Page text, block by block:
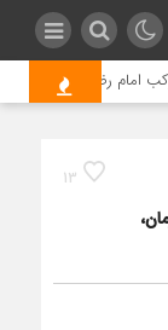
رضا (ع) پتروشیمی
13